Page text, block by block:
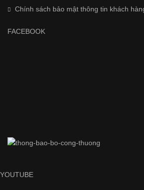
Chính sách bảo mật thông tin khách
FACEBOOK
YOUTUBE